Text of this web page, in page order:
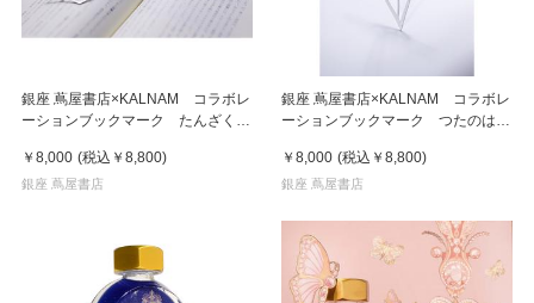
銀座 蔦屋書店×KALNAM コラボレ
ーションブックマーク たんざく
￥8,000 (税込 ￥8,800)
銀座 蔦屋書店
銀座 蔦屋書店×KALNAM コラボレ
ーションブックマーク つたのは
￥8,000 (税込 ￥8,800)
銀座 蔦屋書店